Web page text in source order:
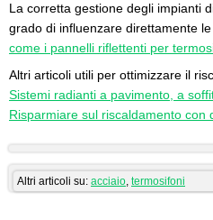
La corretta gestione degli impianti
grado di influenzare direttamente
come i pannelli riflettenti per
Altri articoli utili per ottimizzare il
Sistemi radianti a pavimento, a
Risparmiare sul riscaldamento
Altri articoli su: acciaio, termosifoni